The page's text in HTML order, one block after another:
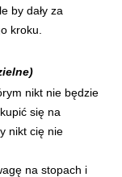
by dały za
kroku.
nikt nie będzie
się na
nikt cię nie
na stopach i